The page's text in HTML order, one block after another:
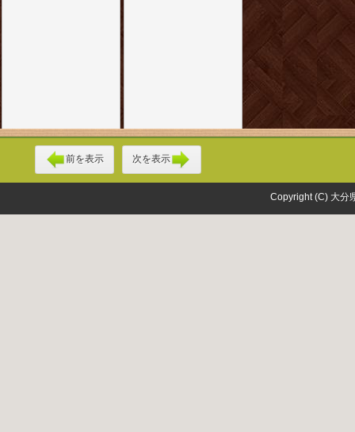
前を表示 次を表示
Copyright (C) 大分